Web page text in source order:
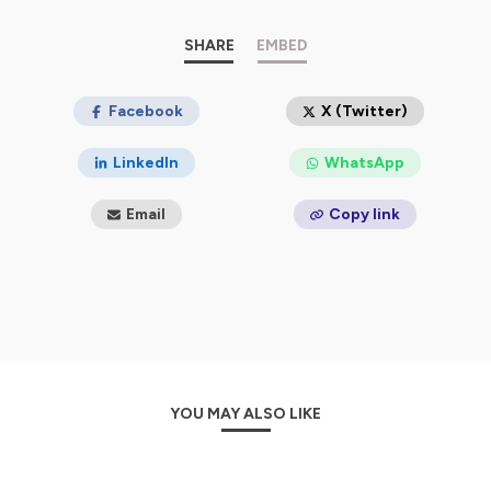
Hébergé par Ausha. Visitez
ausha.co/politique-de-
SHARE EMBED
Facebook X (Twitter)
LinkedIn WhatsApp
Email Copy link
YOU MAY ALSO LIKE